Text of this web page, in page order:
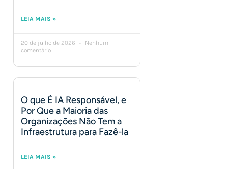
LEIA MAIS »
20 de julho de 2026
Nenhum
comentário
O que É IA Responsável, e
Por Que a Maioria das
Organizações Não Tem a
Infraestrutura para Fazê-la
LEIA MAIS »